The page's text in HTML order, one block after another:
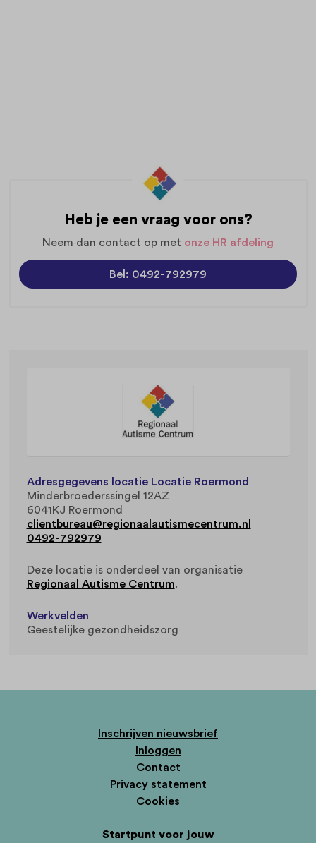
Heb je een vraag voor ons?
Neem dan contact op met onze HR afdeling
Bel: 0492-792979
Adresgegevens locatie Locatie Roermond
Minderbroederssingel 12AZ
6041KJ Roermond
clientbureau@regionaalautismecentrum.nl
0492-792979
Deze locatie is onderdeel van organisatie
Regionaal Autisme Centrum.
Werkvelden
Geestelijke gezondheidszorg
Inschrijven nieuwsbrief
Inloggen
Contact
Privacy statement
Cookies
Startpunt voor jouw